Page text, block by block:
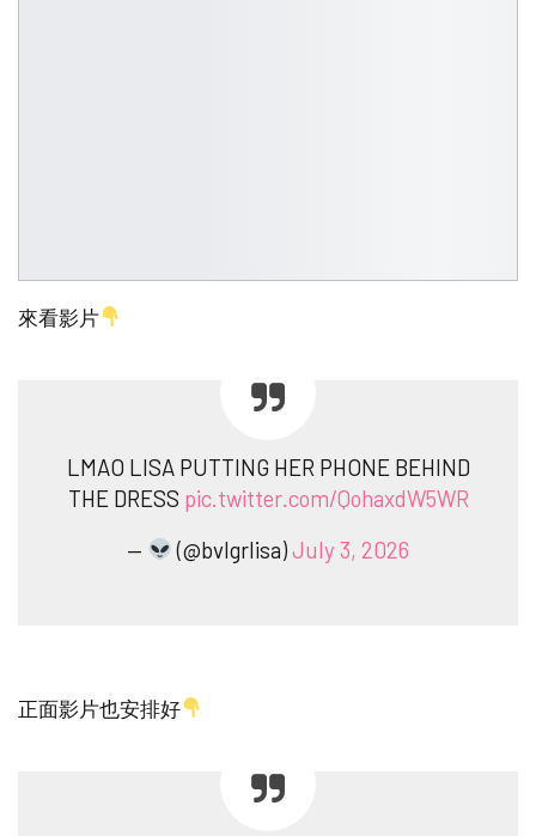
來看影片
LMAO LISA PUTTING HER PHONE BEHIND
THE DRESS pic.twitter.com/QohaxdW5WR
—
(@bvlgrlisa)July 3, 2026
正面影片也安排好